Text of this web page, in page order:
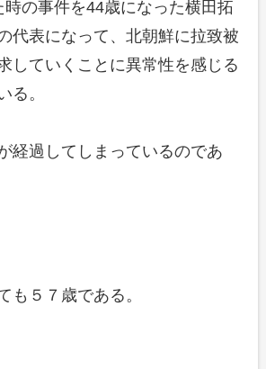
の事件を44歳になった横田拓
代表になって、北朝鮮に拉致被
していくことに異常性を感じる
る。
経過してしまっているのであ
も５７歳である。